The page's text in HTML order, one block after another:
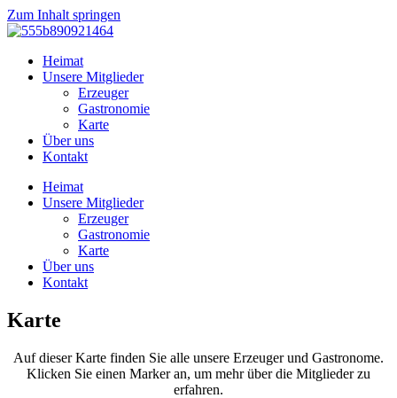
Zum Inhalt springen
Heimat
Unsere Mitglieder
Erzeuger
Gastronomie
Karte
Über uns
Kontakt
Heimat
Unsere Mitglieder
Erzeuger
Gastronomie
Karte
Über uns
Kontakt
Karte
Auf dieser Karte finden Sie alle unsere Erzeuger und Gastronome.
Klicken Sie einen Marker an, um mehr über die Mitglieder zu
erfahren.